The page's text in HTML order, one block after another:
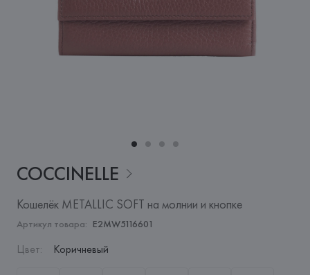
COCCINELLE
Кошелёк METALLIC SOFT на молнии и кнопке
Артикул товара: E2MW5116601
Цвет: Коричневый